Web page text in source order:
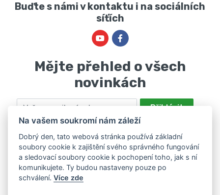
Buďte s námi v kontaktu i na sociálních
síťích
Mějte přehled o všech
novinkách
Email Přihlásit
Odesláním souhlasíte se zpracováním osobních údajů za účelem
nabízení a zpracování marketingových nabídek společností Marie
Haščáková, IČ: 48488861 se sídlem Bánov 697. Máte právo svůj
souhlas odvolat. Více informací vzásadách zpracování osobních
údajů.
Na vašem soukromí nám záleží
Dobrý den, tato webová stránka používá základní
soubory cookie k zajištění svého správného fungování
a sledovací soubory cookie k pochopení toho, jak s ní
komunikujete. Ty budou nastaveny pouze po
schválení.Více zde